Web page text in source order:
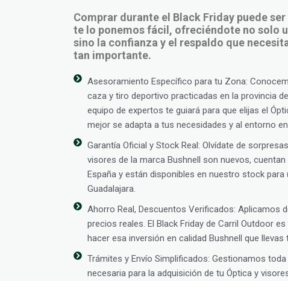
Comprar durante el Black Friday puede
te lo ponemos fácil, ofreciéndote no solo
sino la confianza y el respaldo que
tan importante.
Asesoramiento Específico para tu Zona:
caza y tiro deportivo practicadas en la provincia
equipo de expertos te guiará para que elijas el
mejor se adapta a tus necesidades y al entorno
Garantía Oficial y Stock Real: Olvídate de
visores de la marca Bushnell son nuevos,
España y están disponibles en nuestro stock para
Guadalajara.
Ahorro Real, Descuentos Verificados: Aplicamos
precios reales. El Black Friday de Carril Outdoor
hacer esa inversión en calidad Bushnell que llevas
Trámites y Envío Simplificados: Gestionamos
necesaria para la adquisición de tu Óptica y